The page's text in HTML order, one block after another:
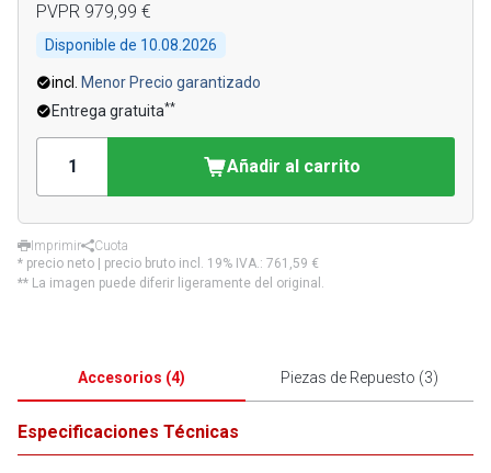
PVPR 979,99 €
Disponible de 10.08.2026
incl.
Menor Precio garantizado
Entrega gratuita**
Añadir al carrito
Imprimir
Cuota
* precio neto | precio bruto incl. 19% IVA.: 761,59 €
** La imagen puede diferir ligeramente del original.
Accesorios (4) Piezas de Repuesto (3)
Especificaciones Técnicas